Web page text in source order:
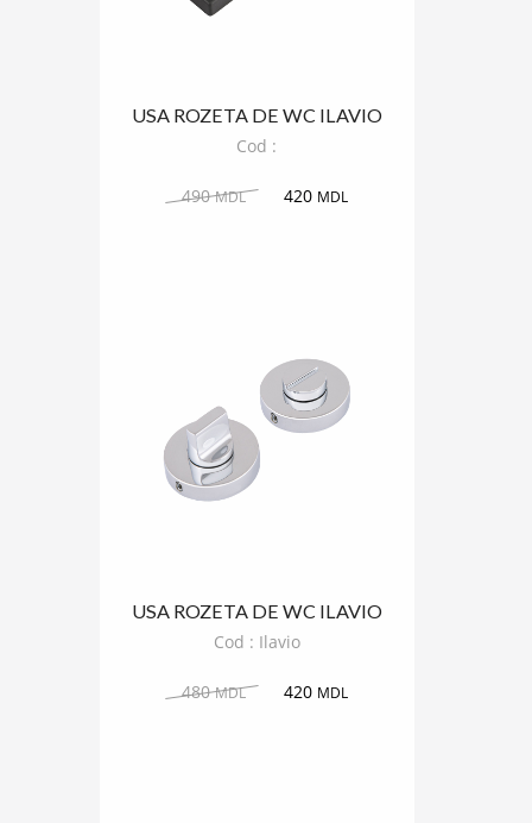
USA ROZETA DE WC ILAVIO
PATRAT
Cod :
490MDL 420 MDL
USA ROZETA DE WC ILAVIO
ROTUND
Cod : Ilavio
480MDL 420 MDL